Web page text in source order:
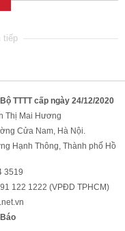
TTTT cấp ngày 24/12/2020
Thị Mai Hương
Cửa Nam, Hà Nội.
Hạnh Thông, Thành phố Hồ
3519
122 1222 (VPĐD TPHCM)